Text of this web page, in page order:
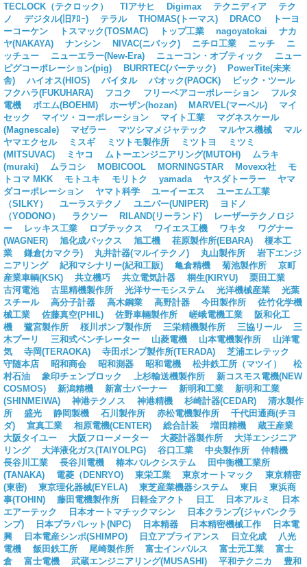
TECLOCK（テクロック） TIアサヒ Digimax テクニディア
テク
ノ
デジタル(旧ｱﾛｰ) テラル THOMAS(トーマス) DRACO
トーヨ
ーコーケン
トスマック(TOSMAC) トップ工業 nagoyatokai
ナカ
ヤ(NAKAYA)
ナンシン NIVAC(ニバック) ニチロ工業 ニッチ
ニ
ッチュー
ニューエラー(New-Era) ニューコン・オプティック
ニュー
ピグコーポレーション(pig)
BURRTEC(バーテック)
PowerTite(未来
舎)
ハイオス(HIOS) バイタル パオック(PAOCK)
ビック・ツール
フクハラ(FUKUHARA)
フコク フリーベアコーポレーション
フルタ
電機
ボエム(BOEHM) ホーザン(hozan) MARVEL(マーベル)
マイ
セック
マイツ・コーポレーション マイト工業
マグネスケール
(Magnescale)
マゼラー マツシマメジャテック マルヤス機械
マル
ヤマエクセル
ミスギ ミツトモ製作所 ミツトヨ
ミツミ
(MITSUVAC)
ミヤコ ムトーエンジニアリング(MUTOH)
ムラキ
(muraki)
ムラコシ MOBICOOL MORNINGSTAR Movexx社
モ
トコマ MKK
モトユキ モリトク yamada ヤスダトーラー
ヤマ
ダコーポレーション
ヤマト科学 ユーイーエス
ユーエム工業
（SILKY）
ユーラステクノ ユニパー(UNIPER)
ヨドノ
（YODONO）
ラクソー RILAND(リーランド)
レーザーテクノロジ
ー
レッキス工業 ロブテックス ワイエス工機 ワキタ
ワグナー
(WAGNER)
旭化成パックス 旭工機 荏原製作所(EBARA)
榎本工
業
鎌倉(カマクラ) 丸井計器(マルイテクノ) 丸山製作所
岩下エンジ
ニアリング
紀和マシナリー(紀和工販) 亀倉精機 菊池製作所
京町
産業車輌(KSK)
共立機巧 共立電気計器 桐生(KIRYU)
栗田工業
古河電池
古里精機製作所 光洋サーモシステム 光洋機械産業
光葉
スチール
高分子計器 高木鋼業 高野計器 今田製作所
佐竹化学機
械工業
佐藤真空(PHIL) 佐野車輛製作所 嵯峨電機工業
阪和化工
機
鷺宮製作所 桜川ポンプ製作所 三栄精機製作所 三協リール
三
木プーリ
三和式ベンチレーター 山菱電機 山本電機製作所
山洋電
気
寺岡(TERAOKA) 寺田ポンプ製作所(TERADA)
芝浦エレテック
守随本店
昭和商会 昭和測器 昭和電機 松井鉄工所（マツイ）
松
村石油
象印チェンブロック 上杉輸送機製作所
新コスモス電機(NEW
COSMOS)
新潟精機 新富士バーナー 新明和工業
新明和工業
(SHINMEIWA)
神港テクノス 神港精機 杉崎計器(CEDAR)
清水製作
所
盛光 静岡製機 石川製作所 赤松電機製作所
千代田通商(チヨ
ダ)
宣真工業 相原電機(CENTER) 総合計装 増田精機
蔵王産業
大阪タイユー
大阪フローメーター 大菱計器製作所
大洋エンジニア
リング
大洋液化ガス(TAIYOLPG) 谷口工業 中央製作所
仲精機
長谷川工業
長谷川電機 椿本バルクシステム
田中衡機工業所
(TANAKA)
電菱（DENRYO) 東栄工業 東京オートマック
東京精密
(東密)
東京理化器械(EYELA) 東芝産業機器システム 東日
東浜商
事(TOHIN)
藤田電機製作所 日軽金アクト 日工 日本アルミ
日本
エアーテック
日本オートマチックマシン
日本クランプ(ジャパンクラ
ンプ)
日本プラパレット(NPC) 日本精器 日本精密機械工作
日本電
興
日本電産シンポ(SHIMPO) 日立アプライアンス 日立化成
八光
電機
飯田鉄工所 尾崎製作所 富士インパルス 富士元工業
富士
倉
富士電機 武蔵エンジニアリング(MUSASHI) 平和テクニカ
豊和